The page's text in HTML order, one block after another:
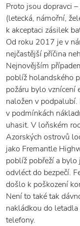
Proto jsou dopravci
(letecká, námořní,
k akceptaci zásilek
Od roku 2017 je v
nejčastější příčina
Nejnovějším
poblíž holandského
požáru bylo
naložen v
v podmínkách
uhasit. V loňském
Azorských ostrovů
jako Fremantle
poblíž pobřeží a
odvléct do bezpečí.
došlo k poškození
Není to také tak
nakládkou do
telefony.